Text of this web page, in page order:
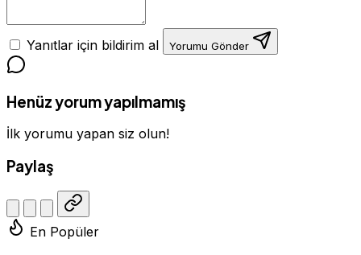
Yanıtlar için bildirim al Yorumu Gönder
Henüz yorum yapılmamış
İlk yorumu yapan siz olun!
Paylaş
En Popüler